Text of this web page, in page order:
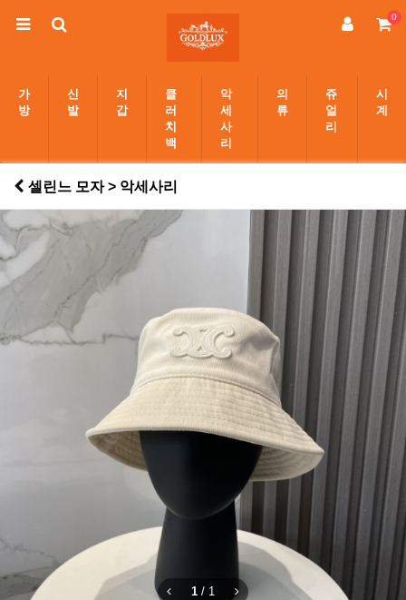
0
가
방
신
발
지
갑
클
러
치
백
악
세
사
리
의
류
쥬
얼
리
시
계
셀린느 모자 > 악세사리
1 / 1